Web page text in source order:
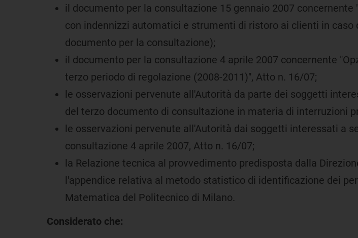
il documento per la consultazione 15 gennaio 2007
con indennizzi automatici e strumenti di ristoro ai clienti in
documento per la consultazione);
il documento per la consultazione 4 aprile 2007 concernente
terzo periodo di regolazione (2008-2011)", Atto n. 16/07;
le osservazioni pervenute all'Autorità da parte dei soggetti
del terzo documento di consultazione in materia di interruzioni
le osservazioni pervenute all'Autorità dai soggetti interessati a
consultazione 4 aprile 2007, Atto n. 16/07;
la Relazione tecnica al provvedimento predisposta dalla
l'appendice relativa al metodo statistico di identificazione dei
Matematica del Politecnico di Milano.
Considerato che: